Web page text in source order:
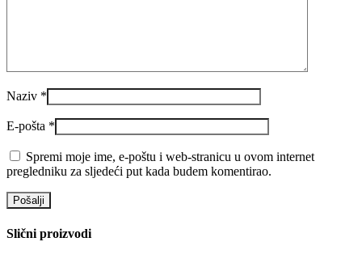
Naziv *
E-pošta *
Spremi moje ime, e-poštu i web-stranicu u ovom internet
pregledniku za sljedeći put kada budem komentirao.
Slični proizvodi